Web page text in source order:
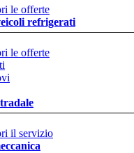
le offerte
refrigerati
le offerte
il servizio